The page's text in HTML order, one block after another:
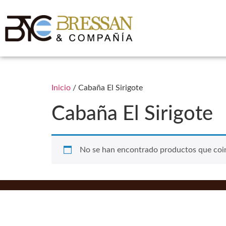
Inicio / Cabaña El Sirigote
Cabaña El Sirigote
No se han encontrado productos que